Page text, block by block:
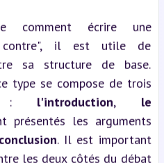
comment écrire une
contre", il est utile de
sa structure de base.
type se compose de trois
: l'introduction, le
présentés les arguments
. Il est important
les deux côtés du débat